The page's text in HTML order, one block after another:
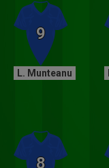
L. Munteanu